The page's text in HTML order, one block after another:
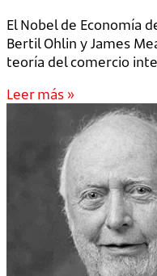
El Nobel de Economía
Bertil Ohlin y James
teoría del comercio
Leer más »